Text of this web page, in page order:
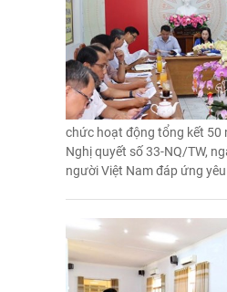
chức hoạt động tổng kết 50
Nghị quyết số 33-NQ/TW,
người Việt Nam đáp ứng